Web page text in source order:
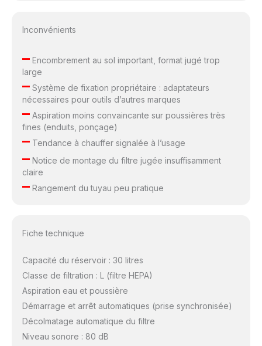
Inconvénients
–Encombrement au sol important, format jugé trop
large
–Système de fixation propriétaire : adaptateurs
nécessaires pour outils d’autres marques
–Aspiration moins convaincante sur poussières très
fines (enduits, ponçage)
–Tendance à chauffer signalée à l’usage
–Notice de montage du filtre jugée insuffisamment
claire
–Rangement du tuyau peu pratique
Fiche technique
Capacité du réservoir : 30 litres
Classe de filtration : L (filtre HEPA)
Aspiration eau et poussière
Démarrage et arrêt automatiques (prise synchronisée)
Décolmatage automatique du filtre
Niveau sonore : 80 dB